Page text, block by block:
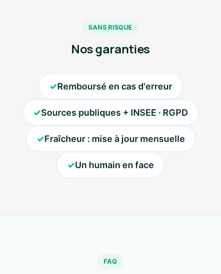
SANS RISQUE
Nos garanties
✓Remboursé en cas d'erreur
✓Sources publiques + INSEE · RGPD
✓Fraîcheur : mise à jour mensuelle
✓Un humain en face
FAQ